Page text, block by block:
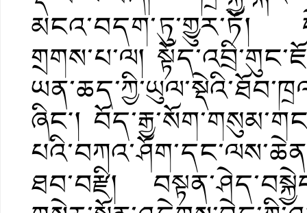
མངའ་བདག་ཏུ་གྱུར་ཏོ།
གྲགས་པ་ལ།
ཞིང༌།
ཐབ་བརྫི།